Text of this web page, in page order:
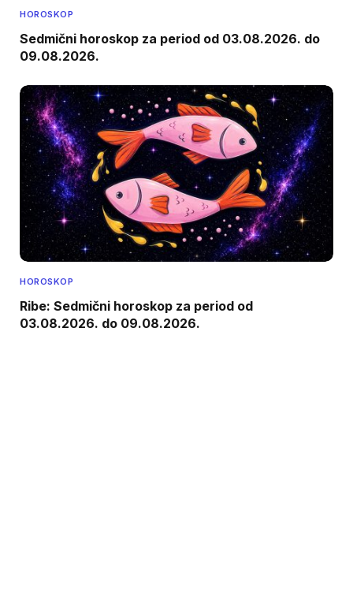
HOROSKOP
Sedmični horoskop za period od 03.08.2026. do
09.08.2026.
HOROSKOP
Ribe: Sedmični horoskop za period od
03.08.2026. do 09.08.2026.